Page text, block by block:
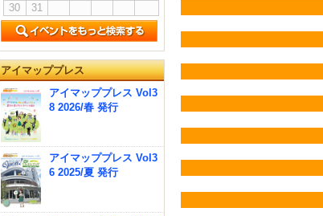
30
31
アイマッププレス
アイマッププレス Vol3
8 2026/春 発行
アイマッププレス Vol3
6 2025/夏 発行